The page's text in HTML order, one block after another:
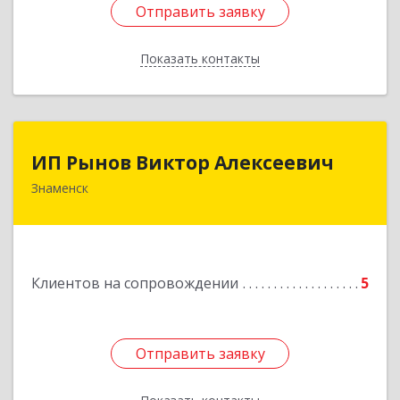
Отправить заявку
Показать контакты
Отправить заявку
Назад
ИП Рынов Виктор Алексеевич
Знаменск
Клиентов на сопровождении 5
Отправить заявку
Отправить заявку